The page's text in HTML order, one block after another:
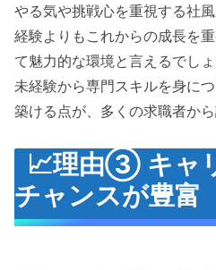
やる気や挑戦心を重視する社
経験よりもこれからの成長を
て魅力的な環境と言えるでしょ
未経験から専門スキルを身に
築ける点が、多くの求職者から
📈理由③ キャ
チャンスが豊富